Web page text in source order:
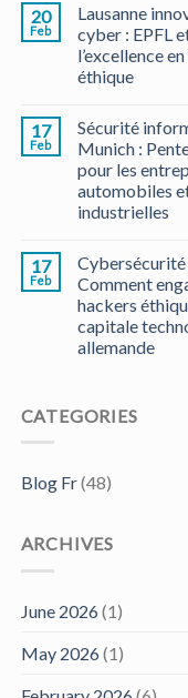
20
Feb
Lausanne
cyber : EPFL
l’excellence
éthique
17
Feb
Sécurité
Munich :
pour les
automobiles
industrielles
17
Feb
Cybersécurité
Comment
hackers
capitale
allemande
CATEGORIES
Blog Fr(48)
ARCHIVES
June 2026(1)
May 2026(1)